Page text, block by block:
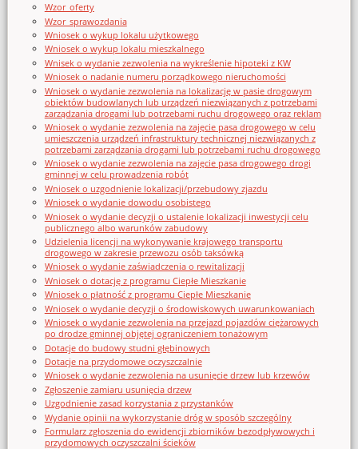
Wzor_oferty
Wzor_sprawozdania
Wniosek o wykup lokalu użytkowego
Wniosek o wykup lokalu mieszkalnego
Wnisek o wydanie zezwolenia na wykreślenie hipoteki z KW
Wniosek o nadanie numeru porządkowego nieruchomości
Wniosek o wydanie zezwolenia na lokalizację w pasie drogowym
obiektów budowlanych lub urządzeń niezwiązanych z potrzebami
zarządzania drogami lub potrzebami ruchu drogowego oraz reklam
Wniosek o wydanie zezwolenia na zajęcie pasa drogowego w celu
umieszczenia urządzeń infrastruktury technicznej niezwiązanych z
potrzebami zarządzania drogami lub potrzebami ruchu drogowego
Wniosek o wydanie zezwolenia na zajęcie pasa drogowego drogi
gminnej w celu prowadzenia robót
Wniosek o uzgodnienie lokalizacji/przebudowy zjazdu
Wniosek o wydanie dowodu osobistego
Wniosek o wydanie decyzji o ustalenie lokalizacji inwestycji celu
publicznego albo warunków zabudowy
Udzielenia licencji na wykonywanie krajowego transportu
drogowego w zakresie przewozu osób taksówką
Wniosek o wydanie zaświadczenia o rewitalizacji
Wniosek o dotację z programu Ciepłe Mieszkanie
Wniosek o płatność z programu Ciepłe Mieszkanie
Wniosek o wydanie decyzji o środowiskowych uwarunkowaniach
Wniosek o wydanie zezwolenia na przejazd pojazdów ciężarowych
po drodze gminnej objętej ograniczeniem tonażowym
Dotacje do budowy studni głębinowych
Dotacje na przydomowe oczyszczalnie
Wniosek o wydanie zezwolenia na usunięcie drzew lub krzewów
Zgłoszenie zamiaru usunięcia drzew
Uzgodnienie zasad korzystania z przystanków
Wydanie opinii na wykorzystanie dróg w sposób szczególny
Formularz zgłoszenia do ewidencji zbiorników bezodpływowych i
przydomowych oczyszczalni ścieków